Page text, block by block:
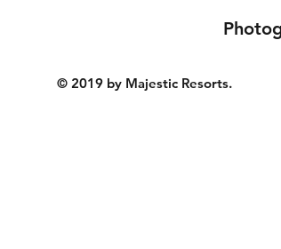
© 2019 by Majestic Resorts.